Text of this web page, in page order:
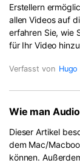
Erstellern
allen Videos auf
erfahren Sie, wie
für Ihr Video
Verfasst von Hugo
Wie man
Dieser Artikel
dem Mac/
können.